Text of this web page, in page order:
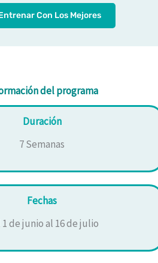
Con Los Mejores
del programa
Duración
7 Semanas
Fechas
1 de junio al 16 de julio